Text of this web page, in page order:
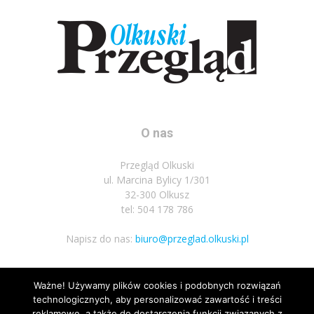
O nas
Przegląd Olkuski
ul. Marcina Bylicy 1/301
32-300 Olkusz
tel: 504 178 786
Napisz do nas: biuro@przeglad.olkuski.pl
Podążaj za nami
Ważne! Używamy plików cookies i podobnych rozwiązań
technologicznych, aby personalizować zawartość i treści